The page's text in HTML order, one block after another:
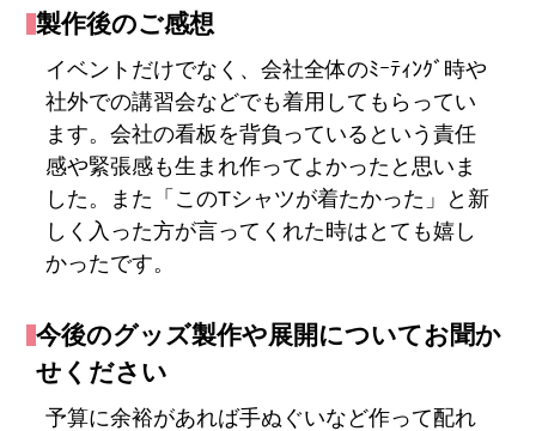
製作後のご感想
イベントだけでなく、会社全体のﾐｰﾃｨﾝｸﾞ時や
社外での講習会などでも着用してもらってい
ます。会社の看板を背負っているという責任
感や緊張感も生まれ作ってよかったと思いま
した。また「このTシャツが着たかった」と新
しく入った方が言ってくれた時はとても嬉し
かったです。
今後のグッズ製作や展開についてお聞か
せください
予算に余裕があれば手ぬぐいなど作って配れ